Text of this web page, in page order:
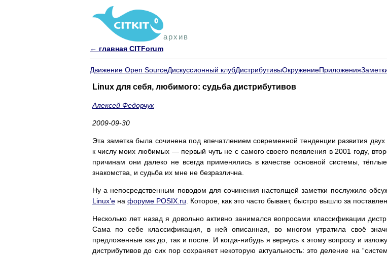
архив
← главная CITForum
Движение Open SourceДискуссионный клубДистрибутивыОкружениеПриложения
Linux для себя, любимого: судьба дистрибутивов
Алексей Федорчук
2009-09-30
Эта заметка была сочинена под впечатлением современной тенденции развития
к числу моих любимых — первый чуть не с самого своего появления в 2001 году,
причинам они далеко не всегда применялись в качестве основной системы,
знакомства, и судьба их мне не безразлична.
Ну а непосредственным поводом для сочинения настоящей заметки послужило
Linux’е на форуме POSIX.ru . Которое, как это часто бывает, быстро вышло за
Несколько лет назад я довольно активно занимался вопросами классификации
Сама по себе классификация, в ней описанная, во многом утратила своё
предложенные как до, так и после. И когда-нибудь я вернусь к этому вопросу и
дистрибутивов до сих пор сохраняет некоторую актуальность: это деление на